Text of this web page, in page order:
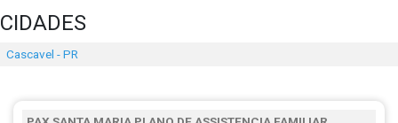
CIDADES
Cascavel - PR